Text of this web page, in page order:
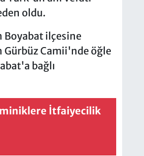
oldu.
Boyabat ilçesine
Gürbüz Camii'nde öğle
bağlı
İtfaiyecilik